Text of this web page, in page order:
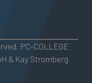
PC-COLLEGE
& Kay Stromberg